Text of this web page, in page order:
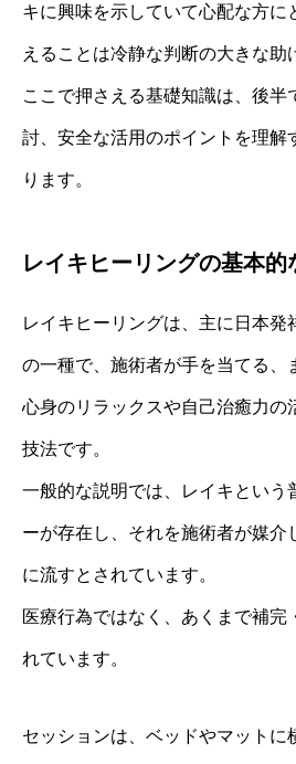
キに興味を示していて心配な方に
えることは冷静な判断の大きな助
ここで押さえる基礎知識は、後半
討、安全な活用のポイントを理解
ります。
レイキヒーリングの基本的
レイキヒーリングは、主に日本発
の一種で、施術者が手を当てる、
心身のリラックスや自己治癒力の
技法です。
一般的な説明では、レイキという
ーが存在し、それを施術者が媒介
に流すとされています。
医療行為ではなく、あくまで補完
れています。
セッションは、ベッドやマットに